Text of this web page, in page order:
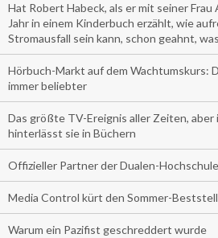
Hat Robert Habeck, als er mit seiner
Jahr in einem Kinderbuch erzählt, wie
Stromausfall sein kann, schon geahnt,
Hörbuch-Markt auf dem Wachtumskurs:
immer beliebter
Das größte TV-Ereignis aller Zeiten, aber
hinterlässt sie in Büchern
Offizieller Partner der Dualen-
Media Control kürt den Sommer-
Warum ein Pazifist geschreddert wurde